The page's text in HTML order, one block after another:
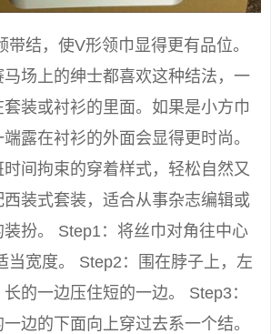
带结，使V形领巾显得更有品位。
场上的绅士都喜欢这种结法，一
装或衬衫的里面。如果是小方巾
露在衬衫的外面会显得更时尚。
间拘束的穿着样式，轻松自然又
装式套装，适合从事杂志编辑或
扮。 Step1：将丝巾对角往中心
当宽度。 Step2：围在脖子上，左
的一边压住短的一边。 Step3：
边的下面向上穿过去系一个结。